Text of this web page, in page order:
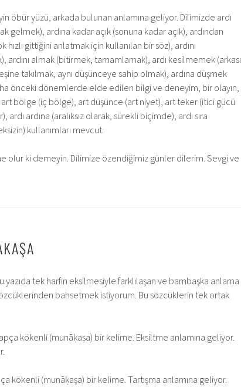
öbür yüzü, arkada bulunan anlamına geliyor. Dilimizde ardı
gelmek), ardına kadar açık (sonuna kadar açık), ardından
hızlı gittiğini anlatmak için kullanılan bir söz), ardını
ardını almak (bitirmek, tamamlamak), ardı kesilmemek (arkası
takılmak, aynı düşünceye sahip olmak), ardına düşmek
önceki dönemlerde elde edilen bilgi ve deneyim, bir olayın,
bölge (iç bölge), art düşünce (art niyet), art teker (itici gücü
ardına (aralıksız olarak, sürekli biçimde), ardı sıra
kullanımları mevcut.
olur ki demeyin. Dilimize özendiğimiz günler dilerim. Sevgi ve
yazıda tek harfin eksilmesiyle farklılaşan ve bambaşka anlama
bahsetmek istiyorum. Bu sözcüklerin tek ortak
kökenli (munāḳaṣa) bir kelime. Eksiltme anlamına geliyor.
kökenli (munāḳaşa) bir kelime. Tartışma anlamına geliyor.